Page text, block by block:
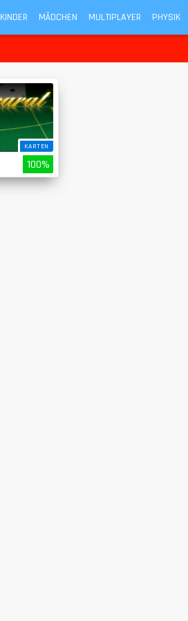
KINDER MÄDCHEN MULTIPLAYER PHYSIK
KARTEN
100%